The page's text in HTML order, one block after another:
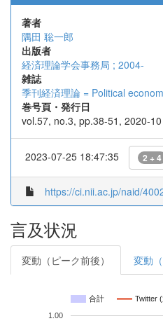
著者
隅田 聡一郎
出版者
経済理論学会事務局 ; 2004-
雑誌
季刊経済理論 = Political
巻号頁・発行日
vol.57, no.3, pp.38-51, 2020-10
2023-07-25 18:47:35 2 + 4
https://ci.nii.ac.jp/naid/
言及状況
変動（ピーク前後） 変動（
合計 Twitter
1.00